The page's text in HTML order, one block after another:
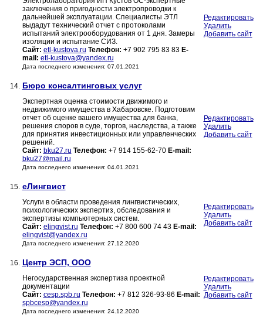
заключения о пригодности электропроводки к
дальнейшей эксплуатации. Специалисты ЭТЛ
выдадут технический отчет с протоколами
испытаний электрооборудования от 1 дня. Замеры
изоляции и испытание СИЗ.
Сайт: etl-kustova.ru Телефон: +7 902 795 83 83 E-
mail: etl-kustova@yandex.ru
Дата последнего изменения: 07.01.2021
Редактировать
Удалить
Добавить сайт
14. Бюро консалтинговых услуг
Экспертная оценка стоимости движимого и
недвижимого имущества в Хабаровске. Подготовим
отчет об оценке вашего имущества для банка,
решения споров в суде, торгов, наследства, а также
для принятия инвестиционных или управленческих
решений.
Сайт: bku27.ru Телефон: +7 914 155-62-70 E-mail:
bku27@mail.ru
Дата последнего изменения: 04.01.2021
Редактировать
Удалить
Добавить сайт
15. еЛингвист
Услуги в области проведения лингвистических,
психологических экспертиз, обследования и
экспертизы компьютерных систем.
Сайт: elingvist.ru Телефон: +7 800 600 74 43 E-mail:
elingvist@yandex.ru
Дата последнего изменения: 27.12.2020
Редактировать
Удалить
Добавить сайт
16. Центр ЭСП, ООО
Негосударственная экспертиза проектной
документации
Сайт: cesp.spb.ru Телефон: +7 812 326-93-86 E-mail:
spbcesp@yandex.ru
Дата последнего изменения: 24.12.2020
Редактировать
Удалить
Добавить сайт